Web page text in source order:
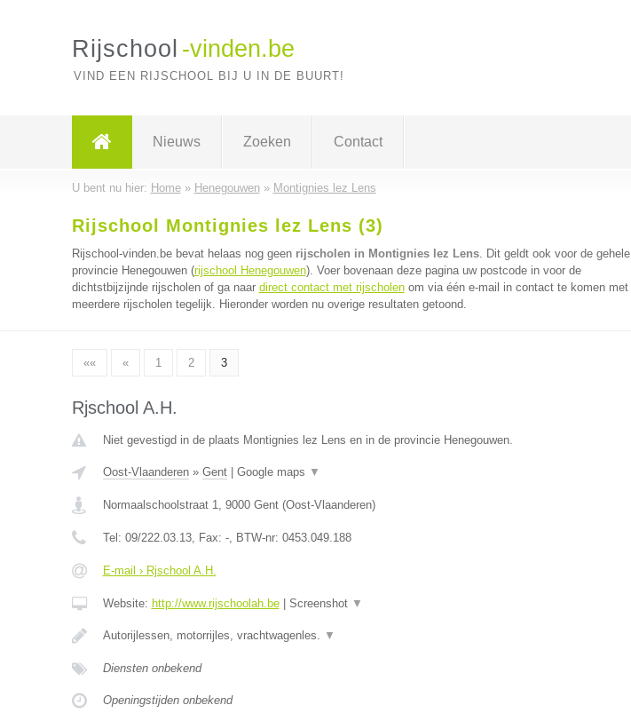
Rijschool -vinden.be
VIND EEN RIJSCHOOL BIJ U IN DE BUURT!
Nieuws Zoeken Contact
U bent nu hier: Home» Henegouwen» Montignies lez Lens
Rijschool Montignies lez Lens (3)
Rijschool-vinden.be bevat helaas nog geen rijscholen in Montignies lez Lens. Dit geldt ook voor de gehele
provincie Henegouwen (rijschool Henegouwen). Voer bovenaan deze pagina uw postcode in voor de
dichtstbijzijnde rijscholen of ga naar direct contact met rijscholenom via één e-mail in contact te komen met
meerdere rijscholen tegelijk. Hieronder worden nu overige resultaten getoond.
«« « 1 2 3
Rjschool A.H.
Niet gevestigd in de plaats Montignies lez Lens en in de provincie Henegouwen.
Oost-Vlaanderen» Gent| Google maps ▼
Normaalschoolstraat 1, 9000 Gent(Oost-Vlaanderen)
Tel: 09/222.03.13, Fax: -, BTW-nr: 0453.049.188
E-mail › Rjschool A.H.
Website: http://www.rijschoolah.be| Screenshot ▼
Autorijlessen, motorrijles, vrachtwagenles. ▼
Diensten onbekend
Openingstijden onbekend